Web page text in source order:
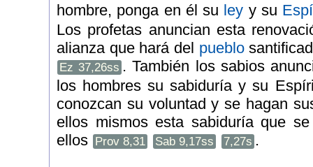
hombre, ponga en él su ley y su
Los profetas anuncian esta
alianza que hará del pueblo
Ez 37,26ss . También los sabios
los hombres su sabiduría y su
conozcan su voluntad y se hagan
ellos mismos esta sabiduría que
ellos Prov 8,31 Sab 9,17ss 7,27s .